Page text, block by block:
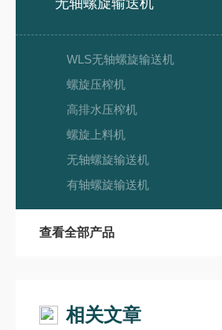
无轴螺旋输送机
WLS无轴螺旋输送机
螺旋压榨机
高排水压榨机
螺旋上料机
无轴螺旋输送机
有轴螺旋输送机
查看全部产品
相关文章